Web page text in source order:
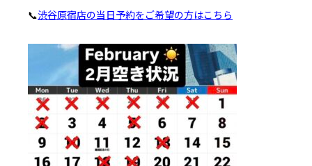
📞渋谷原宿店の当日予約をご希望の方はこちら